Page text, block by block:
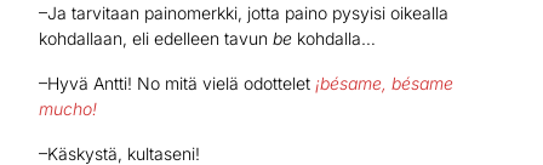
–Ja tarvitaan painomerkki, jotta paino pysyisi oikealla
kohdallaan, eli edelleen tavun be kohdalla…
–Hyvä Antti! No mitä vielä odottelet ¡bésame, bésame
mucho!
–Käskystä, kultaseni!